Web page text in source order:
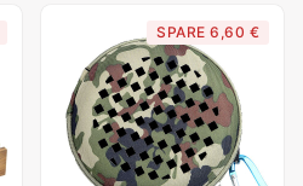
DurchführungSPARE 6,60 €